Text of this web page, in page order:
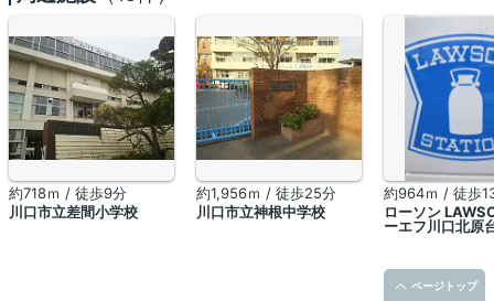
約718ｍ / 徒歩9分
川口市立差間小学校
約1,956ｍ / 徒歩25分
川口市立神根中学校
約964ｍ / 徒歩
ローソン
ーエフ川口北原
ページトップ